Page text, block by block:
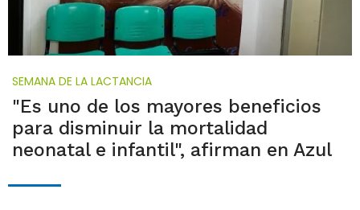
SEMANA DE LA LACTANCIA
"Es uno de los mayores beneficios
para disminuir la mortalidad
neonatal e infantil", afirman en Azul